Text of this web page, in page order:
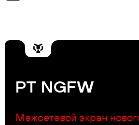
PT NGFW
Межсетевой экран